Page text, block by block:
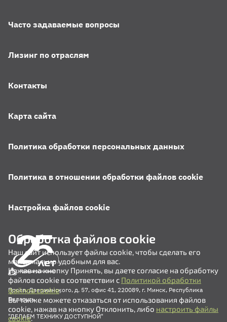
Просп. Дзержинского, д. 57, офис 41, 220089, г. Минск, Республика
Беларусь
"ДЕЛАЕМ ТЕХНИКУ ДОСТУПНОЙ"
Часто задаваемые вопросы
Лизинг по отраслям
Контакты
Карта сайта
Политика обработки персональных данных
Политика в отношении обработки файлов cookie
Настройка файлов cookie
Обработка файлов cookie
Наш сайт использует файлы cookie, чтобы сделать его
максимально удобным для вас.
Нажав на кнопку Принять, вы даете согласие на обработку
файлов cookie в соответствии с Политикой обработки
файлов cookie.
Вы также можете отказаться от использования файлов
cookie, нажав на кнопку Отклонить, либо настроить файлы
cookie.